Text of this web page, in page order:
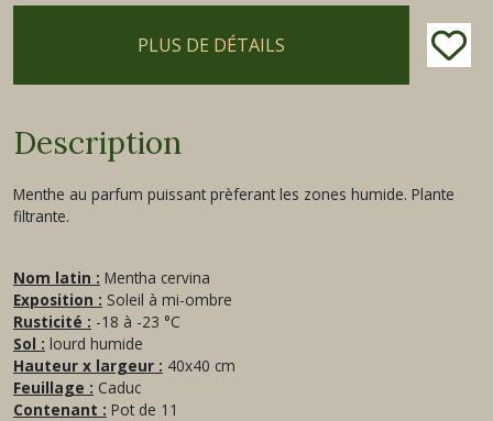
PLUS DE DÉTAILS
Description
Menthe au parfum puissant prèferant les zones humide. Plante
filtrante.
Nom latin : Mentha cervina
Exposition : Soleil à mi-ombre
Rusticité : -18 à -23 °C
Sol : lourd humide
Hauteur x largeur : 40x40 cm
Feuillage : Caduc
Contenant : Pot de 11